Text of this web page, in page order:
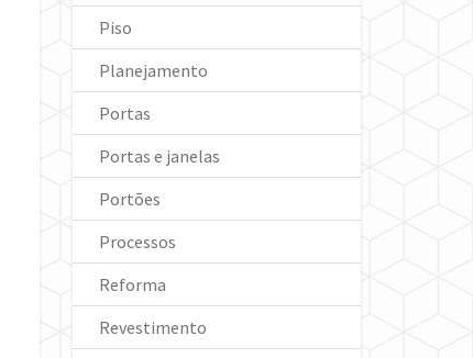
Piso
Planejamento
Portas
Portas e janelas
Portões
Processos
Reforma
Revestimento